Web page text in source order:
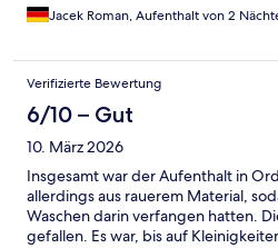
Jacek Roman, Aufenthalt von 2
Verifizierte Bewertung
6/10 – Gut
10. März 2026
Insgesamt war der Aufenthalt in
allerdings aus rauerem Material,
Waschen darin verfangen hatten.
gefallen. Es war, bis auf